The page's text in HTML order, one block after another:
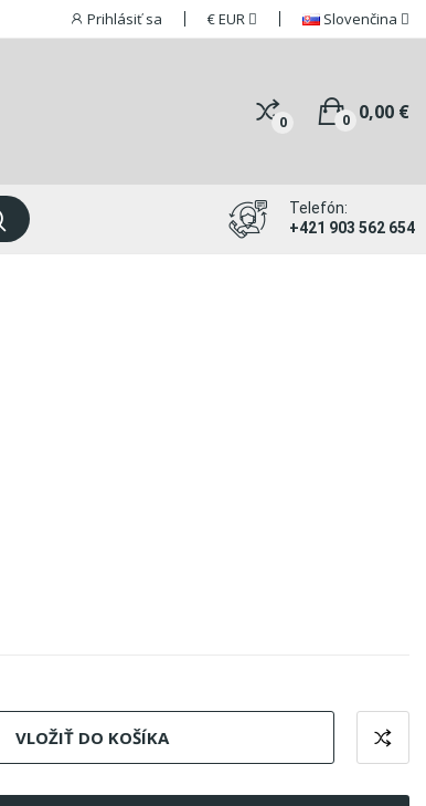
Prihlásiť sa €EUR Slovenčina
0 0,00 €
0
Telefón:
+421 903 562 654
VLOŽIŤ DO KOŠÍKA